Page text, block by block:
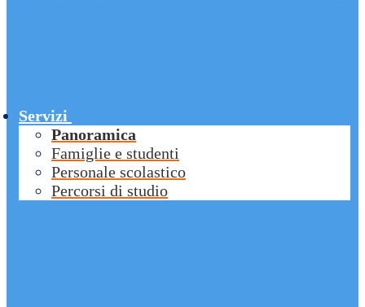
Servizi
Panoramica
Famiglie e studenti
Personale scolastico
Percorsi di studio